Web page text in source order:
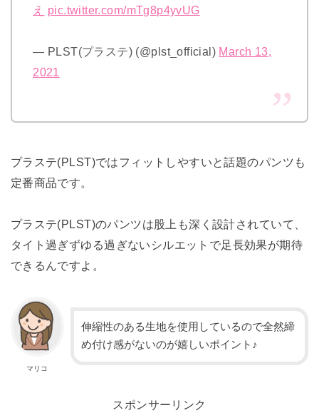
え
pic.twitter.com/mTg8p4yvUG
— PLST(プラステ) (@plst_official) March 13,
2021
プラステ(PLST)ではフィットしやすいと話題のパンツも
定番商品です。
プラステ(PLST)のパンツは股上も深く設計されていて、
タイト過ぎずゆる過ぎないシルエットで足長効果が期待
できるんですよ。
マリコ
伸縮性のある生地を使用しているので全然締
め付け感がないのが嬉しいポイント♪
スポンサーリンク